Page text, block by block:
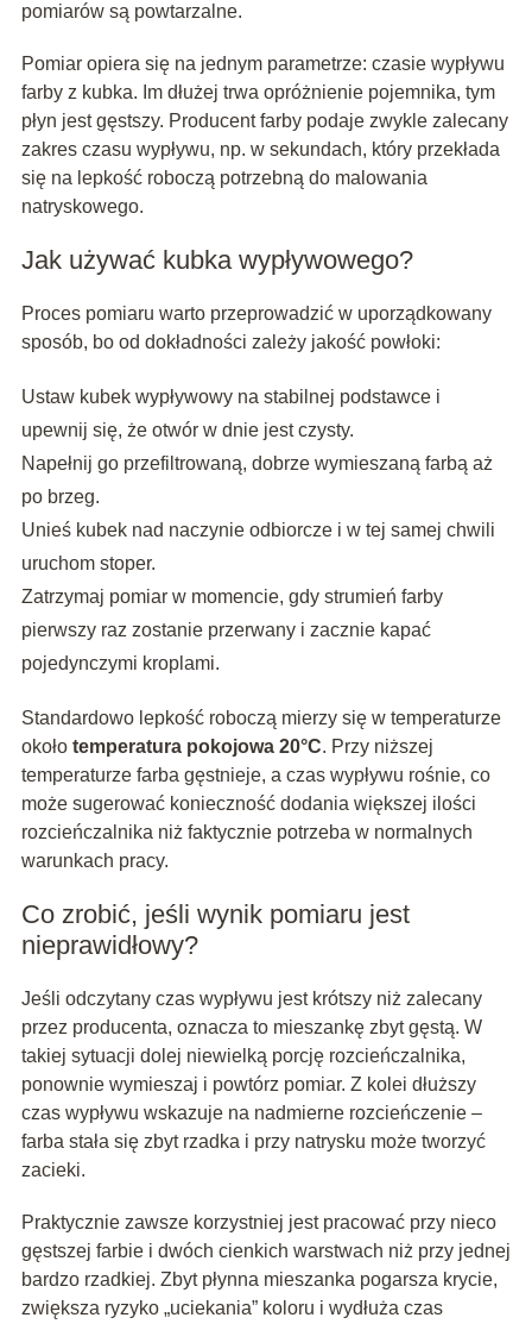
pomiarów są powtarzalne.
Pomiar opiera się na jednym parametrze: czasie wypływu
farby z kubka. Im dłużej trwa opróżnienie pojemnika, tym
płyn jest gęstszy. Producent farby podaje zwykle zalecany
zakres czasu wypływu, np. w sekundach, który przekłada
się na lepkość roboczą potrzebną do malowania
natryskowego.
Jak używać kubka wypływowego?
Proces pomiaru warto przeprowadzić w uporządkowany
sposób, bo od dokładności zależy jakość powłoki:
Ustaw kubek wypływowy na stabilnej podstawce i
upewnij się, że otwór w dnie jest czysty.
Napełnij go przefiltrowaną, dobrze wymieszaną farbą aż
po brzeg.
Unieś kubek nad naczynie odbiorcze i w tej samej chwili
uruchom stoper.
Zatrzymaj pomiar w momencie, gdy strumień farby
pierwszy raz zostanie przerwany i zacznie kapać
pojedynczymi kroplami.
Standardowo lepkość roboczą mierzy się w temperaturze
około temperatura pokojowa 20°C. Przy niższej
temperaturze farba gęstnieje, a czas wypływu rośnie, co
może sugerować konieczność dodania większej ilości
rozcieńczalnika niż faktycznie potrzeba w normalnych
warunkach pracy.
Co zrobić, jeśli wynik pomiaru jest
nieprawidłowy?
Jeśli odczytany czas wypływu jest krótszy niż zalecany
przez producenta, oznacza to mieszankę zbyt gęstą. W
takiej sytuacji dolej niewielką porcję rozcieńczalnika,
ponownie wymieszaj i powtórz pomiar. Z kolei dłuższy
czas wypływu wskazuje na nadmierne rozcieńczenie –
farba stała się zbyt rzadka i przy natrysku może tworzyć
zacieki.
Praktycznie zawsze korzystniej jest pracować przy nieco
gęstszej farbie i dwóch cienkich warstwach niż przy jednej
bardzo rzadkiej. Zbyt płynna mieszanka pogarsza krycie,
zwiększa ryzyko „uciekania” koloru i wydłuża czas